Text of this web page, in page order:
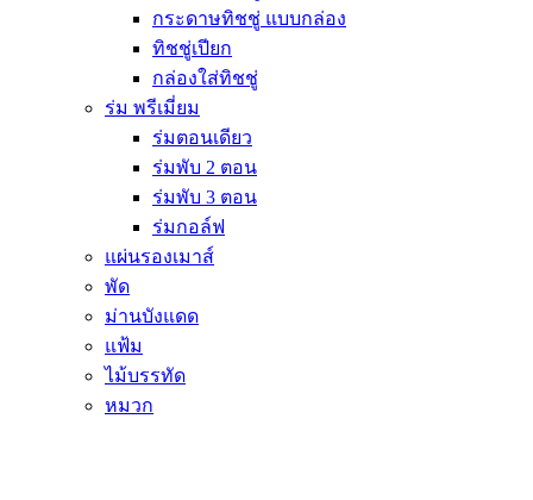
กระดาษทิชชู่ แบบกล่อง
ทิชชู่เปียก
กล่องใส่ทิชชู่
ร่ม พรีเมี่ยม
ร่มตอนเดียว
ร่มพับ 2 ตอน
ร่มพับ 3 ตอน
ร่มกอล์ฟ
แผ่นรองเมาส์
พัด
ม่านบังแดด
แฟ้ม
ไม้บรรทัด
หมวก